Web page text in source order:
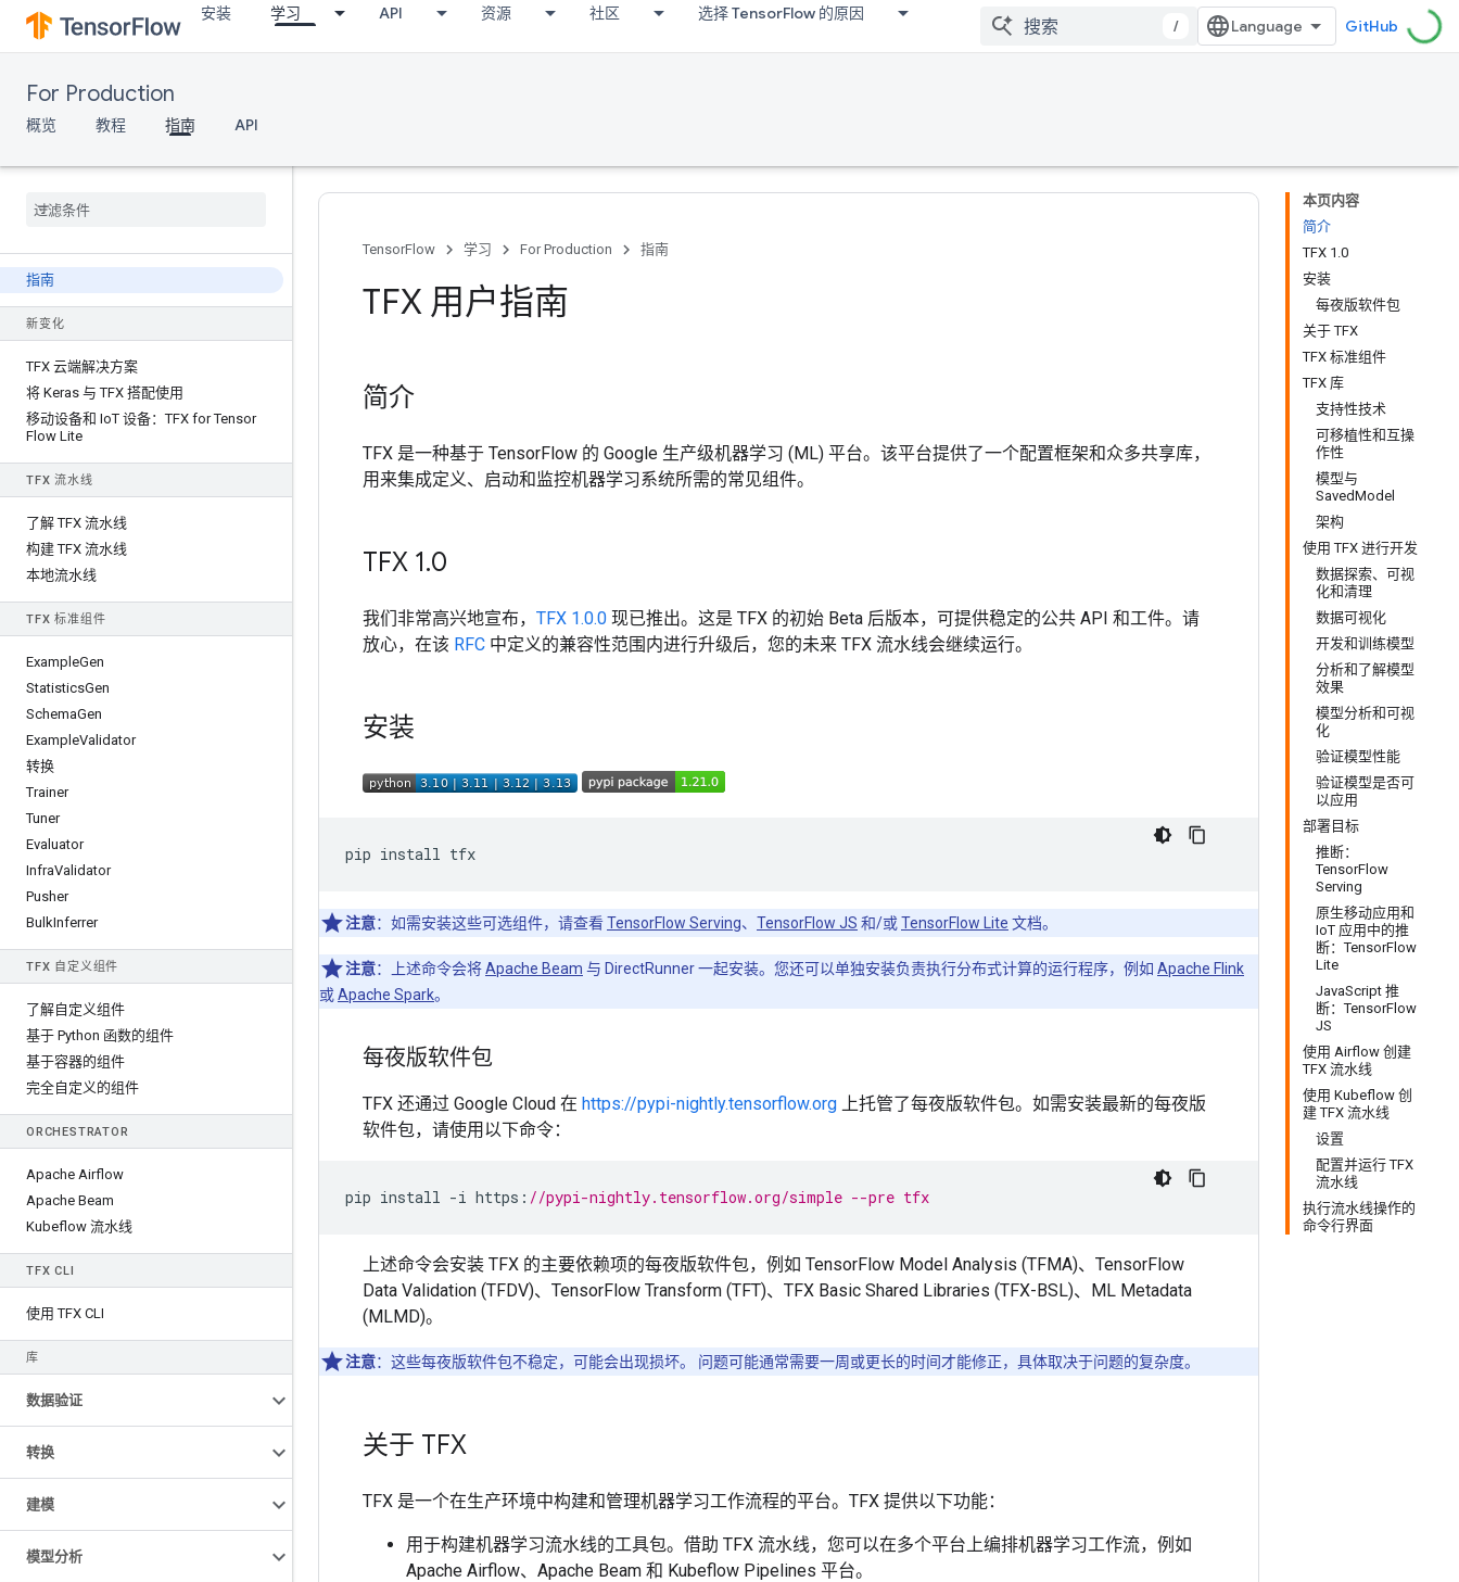
安装 学习 API 资源 社区 选择 TensorFlow 的原因
/ GitHub
For Production
概览 教程 指南 API
指南
新变化
TFX 云端解决方案
将 Keras 与 TFX 搭配使用
移动设备和 IoT 设备：TFX for Tensor
Flow Lite
TFX 流水线
了解 TFX 流水线
构建 TFX 流水线
本地流水线
TFX 标准组件
ExampleGen
StatisticsGen
SchemaGen
ExampleValidator
转换
Trainer
Tuner
Evaluator
InfraValidator
Pusher
BulkInferrer
TFX 自定义组件
了解自定义组件
基于 Python 函数的组件
基于容器的组件
完全自定义的组件
ORCHESTRATOR
Apache Airflow
Apache Beam
Kubeflow 流水线
TFX CLI
使用 TFX CLI
库
数据验证
转换
建模
模型分析
本页内容
简介
TFX 1.0
安装
每夜版软件包
关于 TFX
TFX 标准组件
TFX 库
支持性技术
可移植性和互操
作性
模型与
SavedModel
架构
使用 TFX 进行开发
数据探索、可视
化和清理
数据可视化
开发和训练模型
分析和了解模型
效果
模型分析和可视
化
验证模型性能
验证模型是否可
以应用
部署目标
推断：
TensorFlow
Serving
原生移动应用和
IoT 应用中的推
断：TensorFlow
Lite
JavaScript 推
断：TensorFlow
JS
使用 Airflow 创建
TFX 流水线
使用 Kubeflow 创
建 TFX 流水线
设置
配置并运行 TFX
流水线
执行流水线操作的
命令行界面
TensorFlow 学习 For Production 指南
TFX 用户指南
简介
TFX 是一种基于 TensorFlow 的 Google 生产级机器学习 (ML) 平台。该平台提供了一个配置框架和众多共享库，
用来集成定义、启动和监控机器学习系统所需的常见组件。
TFX 1.0
我们非常高兴地宣布， TFX 1.0.0 现已推出。这是 TFX 的初始 Beta 后版本，可提供稳定的公共 API 和工件。请
放心，在该 RFC 中定义的兼容性范围内进行升级后，您的未来 TFX 流水线会继续运行。
安装
pip install
注意：如需安装这些可选组件，请查看TensorFlow Serving、 TensorFlow JS 和/或 TensorFlow Lite 文档。
注意：上述命令会将Apache Beam 与 DirectRunner 一起安装。您还可以单独安装负责执行分布式计算的运行程序，例如 Apache Flink
或 Apache Spark。
每夜版软件包
TFX 还通过 Google Cloud 在 https://pypi-nightly.tensorflow.org 上托管了每夜版软件包。如需安装最新的每夜版
软件包，请使用以下命令：
pip install -i https : //pypi-nightly.tensorflow.org/simple --pre tfx
上述命令会安装 TFX 的主要依赖项的每夜版软件包，例如 TensorFlow Model Analysis (TFMA)、TensorFlow
Data Validation (TFDV)、TensorFlow Transform (TFT)、TFX Basic Shared Libraries (TFX-BSL)、ML Metadata
(MLMD)。
注意：这些每夜版软件包不稳定，可能会出现损坏。 问题可能通常需要一周或更长的时间才能修正，具体取决于问题的复杂度。
关于 TFX
TFX 是一个在生产环境中构建和管理机器学习工作流程的平台。TFX 提供以下功能：
用于构建机器学习流水线的工具包。借助 TFX 流水线，您可以在多个平台上编排机器学习工作流，例如
Apache Airflow、Apache Beam 和 Kubeflow Pipelines 平台。